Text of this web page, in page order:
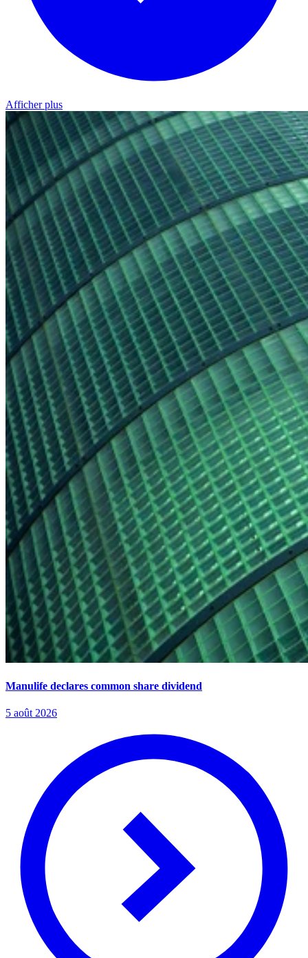
Afficher plus
Manulife declares common share dividend
5 août 2026